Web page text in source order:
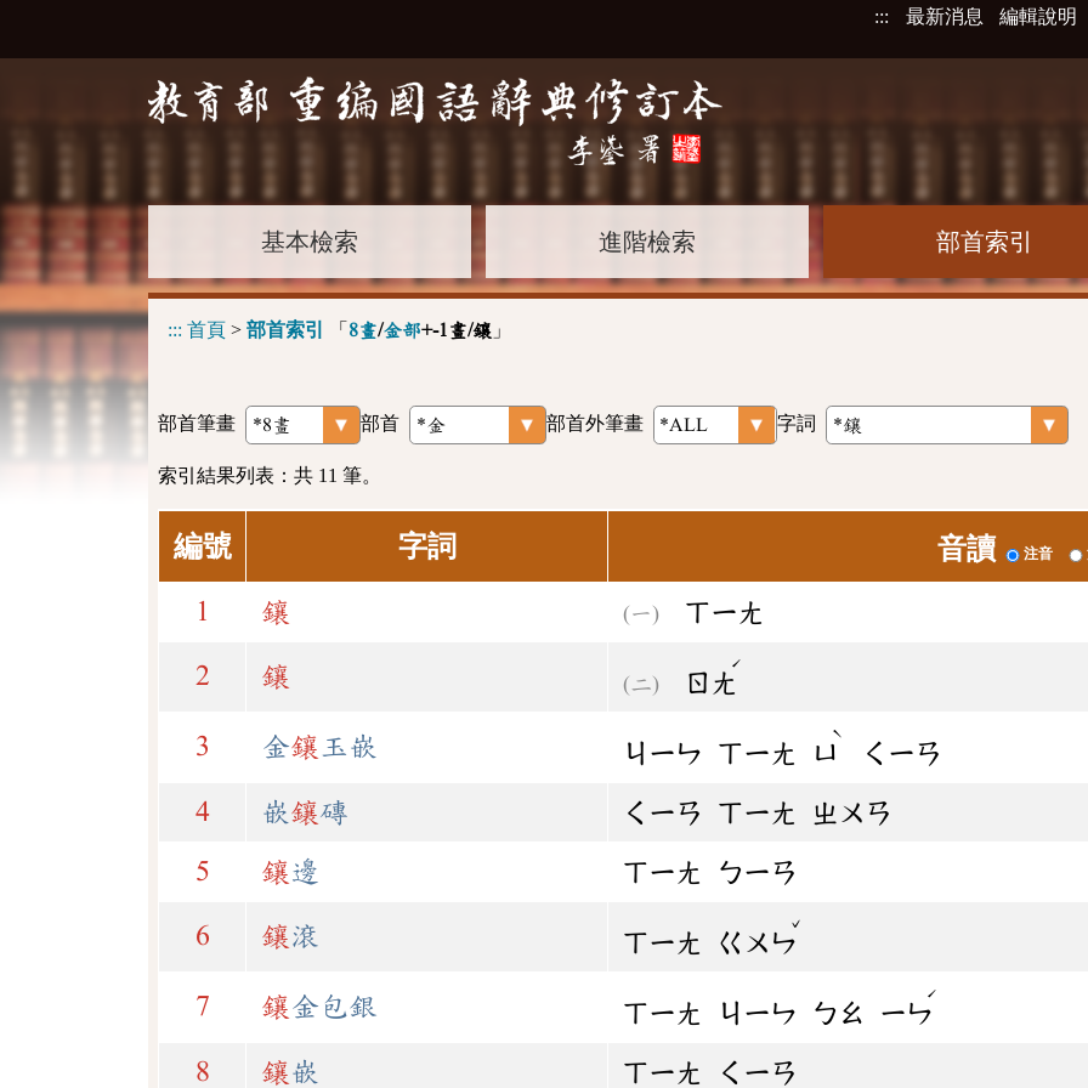
::: 最新消息 編輯說明
基本檢索 進階檢索 部首索引
::: 首頁 > 部首索引 「 8畫/金部+-1畫/鑲 」
部首筆畫 部首 部首外筆畫 字詞
索引結果列表：共 11 筆。
編號 字詞 音讀 注音
1 鑲 ㄒㄧㄤ
2 鑲 ㄖㄤ
ˊ
3 金鑲玉嵌 ㄐㄧㄣ ㄒㄧㄤ ㄩ
ˋ
ㄑㄧㄢ
4 嵌鑲磚 ㄑㄧㄢ ㄒㄧㄤ ㄓㄨㄢ
5 鑲邊 ㄒㄧㄤ ㄅㄧㄢ
6 鑲滾 ㄒㄧㄤ ㄍㄨㄣ
ˇ
7 鑲金包銀 ㄒㄧㄤ ㄐㄧㄣ ㄅㄠ ㄧㄣ
ˊ
8 鑲嵌 ㄒㄧㄤ ㄑㄧㄢ